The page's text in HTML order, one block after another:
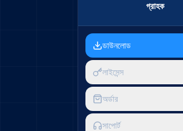
গ্রাহক
ডাউনলোড
লাইসেন্স
অর্ডার
সাপোর্ট